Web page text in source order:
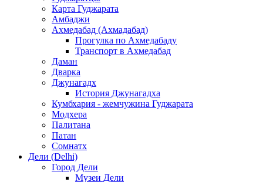
Карта Гуджарата
Амбаджи
Ахмедабад (Ахмадабад)
Прогулка по Ахмедабаду
Транспорт в Ахмедабад
Даман
Дварка
Джунагадх
История Джунагадха
Кумбхария - жемчужина Гуджарата
Модхера
Палитана
Патан
Сомнатх
Дели (Delhi)
Город Дели
Музеи Дели